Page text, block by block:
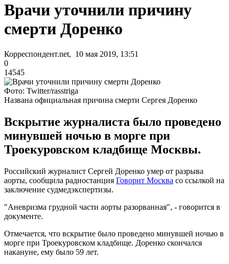
Врачи уточнили причину
смерти Доренко
Корреспондент.net, 10 мая 2019, 13:51
0
14545
Фото: Twitter/rasstriga
Названа официальная причина смерти Сергея Доренко
Вскрытие журналиста было проведено
минувшей ночью в морге при
Троекуровском кладбище Москвы.
Российский журналист Сергей Доренко умер от разрыва
аорты, сообщила радиостанция Говорит Москва со ссылкой на
заключение судмедэкспертизы.
"Аневризма грудной части аорты разорванная", - говорится в
документе.
Отмечается, что вскрытие было проведено минувшей ночью в
морге при Троекуровском кладбище. Доренко скончался
накануне, ему было 59 лет.